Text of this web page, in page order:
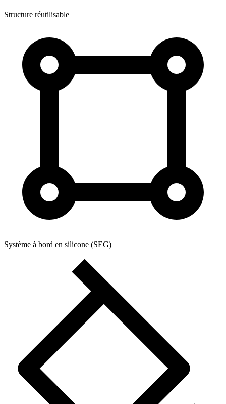
Structure réutilisable
Système à bord en silicone (SEG)